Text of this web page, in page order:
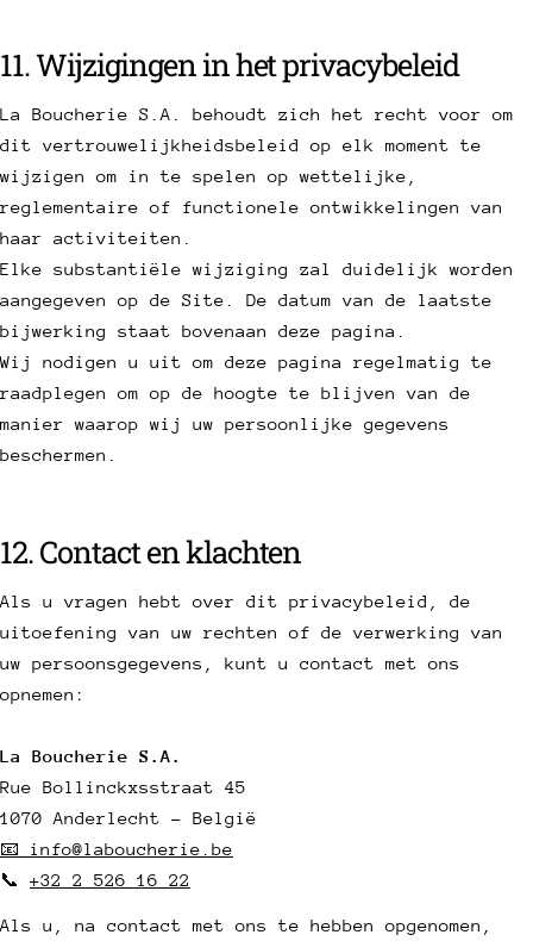
11. Wijzigingen in het privacybeleid
La Boucherie S.A. behoudt zich het recht voor om
dit vertrouwelijkheidsbeleid op elk moment te
wijzigen om in te spelen op wettelijke,
reglementaire of functionele ontwikkelingen van
haar activiteiten.
Elke substantiële wijziging zal duidelijk worden
aangegeven op de Site. De datum van de laatste
bijwerking staat bovenaan deze pagina.
Wij nodigen u uit om deze pagina regelmatig te
raadplegen om op de hoogte te blijven van de
manier waarop wij uw persoonlijke gegevens
beschermen.
12. Contact en klachten
Als u vragen hebt over dit privacybeleid, de
uitoefening van uw rechten of de verwerking van
uw persoonsgegevens, kunt u contact met ons
opnemen:
La Boucherie S.A.
Rue Bollinckxsstraat 45
1070 Anderlecht - België
📧 info@laboucherie.be
📞 +32 2 526 16 22
Als u, na contact met ons te hebben opgenomen,